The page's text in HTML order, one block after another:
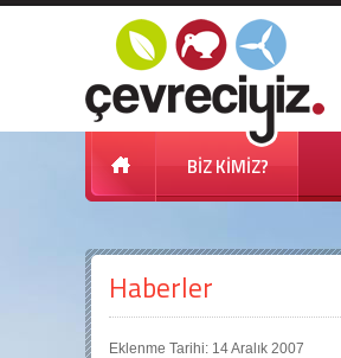
BİZ KİMİZ?
Haberler
Eklenme Tarihi: 14 Aralık 2007